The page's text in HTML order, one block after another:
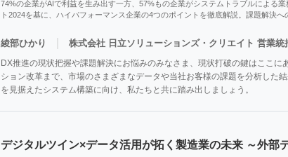
74%の企業がAIで利益を生み出す一方、57%もの企業がシステムトラブルによる
ト2024を基に、ハイパフォーマンス企業の4つのポイントを徹底解説。課題解決
綾部ひかり 株式会社 日立ソリューションズ・クリエイト 営業統
DX推進の現状把握や課題解決にお悩みのみなさま、現状打破の鍵はここ
ション改革まで、市場のさまざまなデータや当社お客様の課題を分析した
を見据えたシステム構築に向け、私たちと共に踏み出しましょう。
デジタルツイン×データ活用が拓く製造業の未来 ～外部